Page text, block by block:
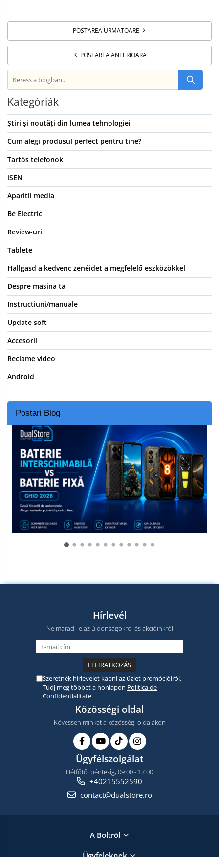
POSTAREA URMATOARE
POSTAREA ANTERIOARA
Kategóriák
Știri și noutăți din lumea tehnologiei
Cum alegi produsul perfect pentru tine?
Tartós telefonok
iSEN
Aparitii media
Be Electric
Review-uri
Tablete
Hallgasd a kedvenc zenéidet a megfelelő eszközökkel
Despre masina ta
Instructiuni/manuale
Update soft
Accesorii
Reclame video
Android
Postari Blog
Hírlevél
Ne maradj le az újdonságokrol és akcióinkról
Szeretnék hírlevelet kapni az üzlet promócióiról.
Tudj meg többet a honlapon Politica de
Confidentialitate
Közösségi oldal
Kövessen minket a közösségi oldalakon
Ügyfélszolgálat
Hétfőtől péntekig, 09:00 - 17:00
+40215552590
contact@dualstore.ro
A Boltról
Ügyfeleknek